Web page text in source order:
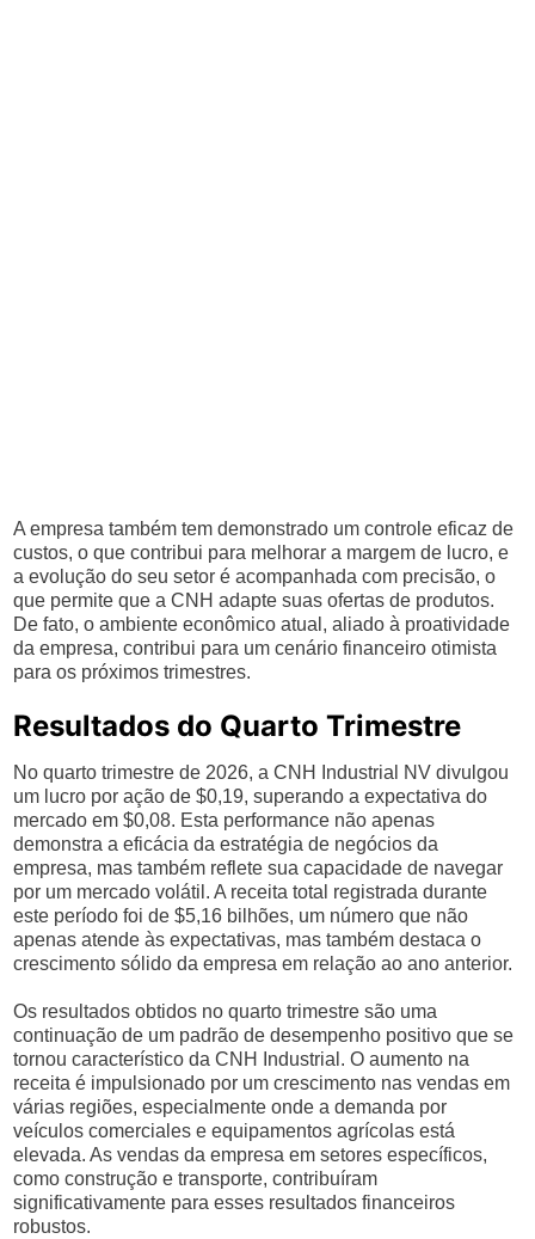
A empresa também tem demonstrado um controle eficaz de
custos, o que contribui para melhorar a margem de lucro, e
a evolução do seu setor é acompanhada com precisão, o
que permite que a CNH adapte suas ofertas de produtos.
De fato, o ambiente econômico atual, aliado à proatividade
da empresa, contribui para um cenário financeiro otimista
para os próximos trimestres.
Resultados do Quarto Trimestre
No quarto trimestre de 2026, a CNH Industrial NV divulgou
um lucro por ação de $0,19, superando a expectativa do
mercado em $0,08. Esta performance não apenas
demonstra a eficácia da estratégia de negócios da
empresa, mas também reflete sua capacidade de navegar
por um mercado volátil. A receita total registrada durante
este período foi de $5,16 bilhões, um número que não
apenas atende às expectativas, mas também destaca o
crescimento sólido da empresa em relação ao ano anterior.
Os resultados obtidos no quarto trimestre são uma
continuação de um padrão de desempenho positivo que se
tornou característico da CNH Industrial. O aumento na
receita é impulsionado por um crescimento nas vendas em
várias regiões, especialmente onde a demanda por
veículos comerciales e equipamentos agrícolas está
elevada. As vendas da empresa em setores específicos,
como construção e transporte, contribuíram
significativamente para esses resultados financeiros
robustos.